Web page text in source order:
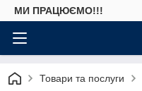
МИ ПРАЦЮЄМО!!!
Товари та послуги